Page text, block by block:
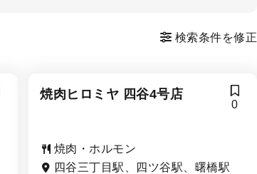
検索条件を修正
焼肉ヒロミヤ 四谷4号店
0
焼肉・ホルモン
四谷三丁目駅、四ツ谷駅、曙橋駅